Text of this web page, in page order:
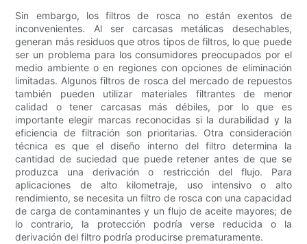
Sin embargo, los filtros de rosca no están exentos de
inconvenientes. Al ser carcasas metálicas desechables,
generan más residuos que otros tipos de filtros, lo que puede
ser un problema para los consumidores preocupados por el
medio ambiente o en regiones con opciones de eliminación
limitadas. Algunos filtros de rosca del mercado de repuestos
también pueden utilizar materiales filtrantes de menor
calidad o tener carcasas más débiles, por lo que es
importante elegir marcas reconocidas si la durabilidad y la
eficiencia de filtración son prioritarias. Otra consideración
técnica es que el diseño interno del filtro determina la
cantidad de suciedad que puede retener antes de que se
produzca una derivación o restricción del flujo. Para
aplicaciones de alto kilometraje, uso intensivo o alto
rendimiento, se necesita un filtro de rosca con una capacidad
de carga de contaminantes y un flujo de aceite mayores; de
lo contrario, la protección podría verse reducida o la
derivación del filtro podría producirse prematuramente.